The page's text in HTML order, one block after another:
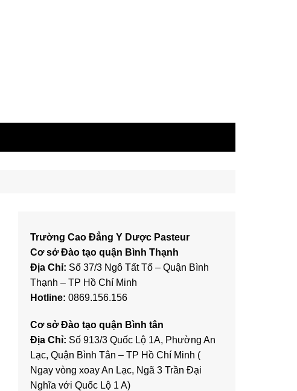
Trường Cao Đẳng Y Dược Pasteur
Cơ sở Đào tạo quận Bình Thạnh
Địa Chỉ: Số 37/3 Ngô Tất Tố – Quận Bình
Thạnh – TP Hồ Chí Minh
Hotline: 0869.156.156
Cơ sở Đào tạo quận Bình tân
Địa Chỉ: Số 913/3 Quốc Lộ 1A, Phường An
Lạc, Quận Bình Tân – TP Hồ Chí Minh (
Ngay vòng xoay An Lạc, Ngã 3 Trần Đại
Nghĩa với Quốc Lộ 1 A)